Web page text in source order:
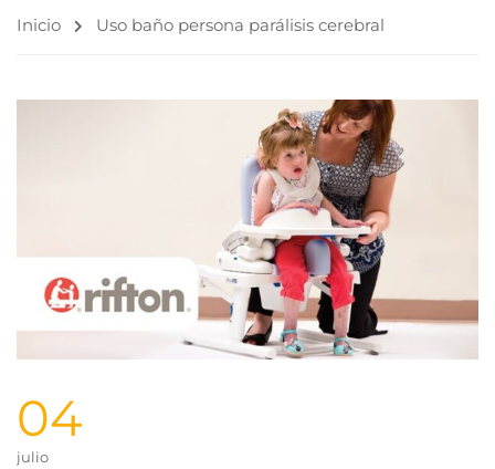
Inicio Uso baño persona parálisis cerebral
04
julio